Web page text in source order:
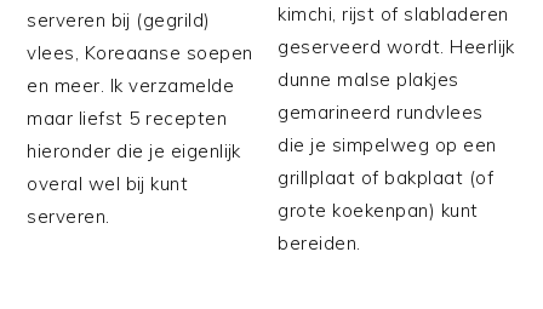
serveren bij (gegrild)
vlees, Koreaanse soepen
en meer. Ik verzamelde
maar liefst 5 recepten
hieronder die je eigenlijk
overal wel bij kunt
serveren.
kimchi, rijst of slabladeren
geserveerd wordt. Heerlijk
dunne malse plakjes
gemarineerd rundvlees
die je simpelweg op een
grillplaat of bakplaat (of
grote koekenpan) kunt
bereiden.